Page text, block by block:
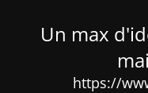
Un max
https://